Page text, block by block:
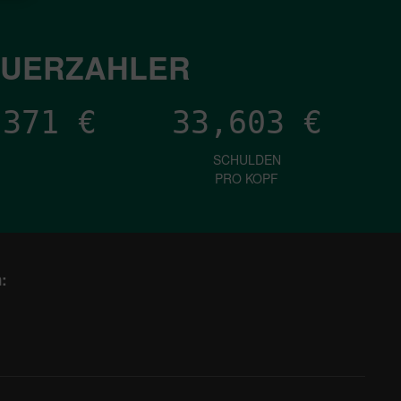
€ 33,603 €
SCHULDEN
PRO KOPF